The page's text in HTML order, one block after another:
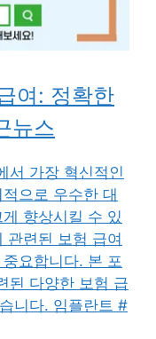
여: 정확한
뉴스
서 가장 혁신적인
으로 우수한 대
향상시킬 수 있
관련된 보험 급여
요합니다. 본 포
된 다양한 보험 급
니다. 임플란트 #